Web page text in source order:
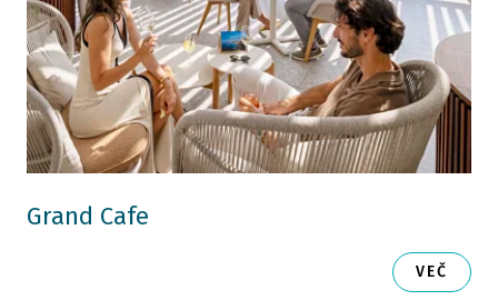
Grand Cafe
VEČ